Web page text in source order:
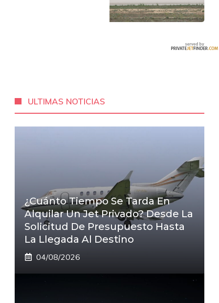
ULTIMAS NOTICIAS
¿Cuánto Tiempo Se Tarda En
Alquilar Un Jet Privado? Desde La
Solicitud De Presupuesto Hasta
La Llegada Al Destino
04/08/2026